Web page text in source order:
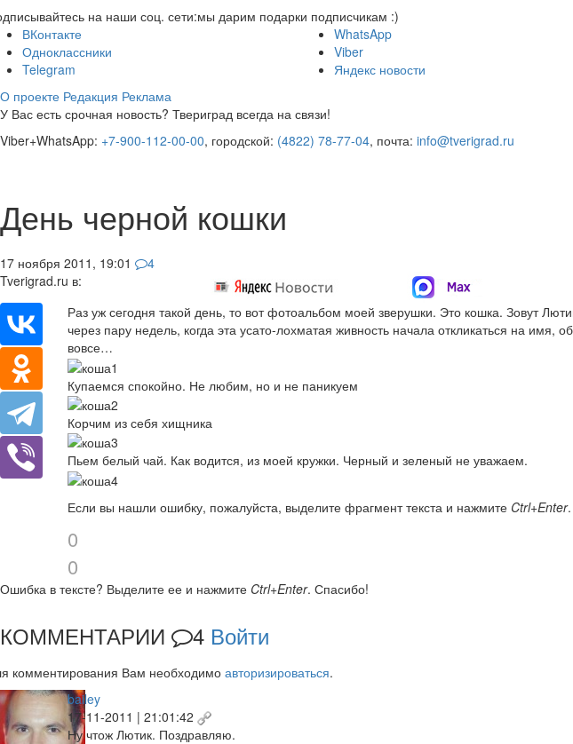
на наши соц. сети:мы дарим подарки подписчикам :)
ВКонтакте
Одноклассники
Telegram
WhatsApp
Viber
Яндекс новости
О проекте Редакция Реклама
У Вас есть срочная новость? Твериград всегда на связи!
Viber+WhatsApp: +7-900-112-00-00, городской: (4822) 78-77-04, почта: info@tverigrad.ru
День черной кошки
17 ноября 2011, 19:01
4
Tverigrad.ru в:
Раз уж сегодня такой день, то вот фотоальбом моей зверушки. Это кошка. Зовут
через пару недель, когда эта усато-лохматая живность начала откликаться на имя,
вовсе…
Купаемся спокойно. Не любим, но и не паникуем
Корчим из себя хищника
Пьем белый чай. Как водится, из моей кружки. Черный и зеленый не уважаем.
Если вы нашли ошибку, пожалуйста, выделите фрагмент текста и нажмите Ctrl+Enter.
0
0
Ошибка в тексте? Выделите ее и нажмите Ctrl+Enter. Спасибо!
КОММЕНТАРИИ 4 Войти
комментирования Вам необходимо авторизироваться.
bailey
17-11-2011 | 21:01:42
Ну чтож Лютик. Поздравляю.